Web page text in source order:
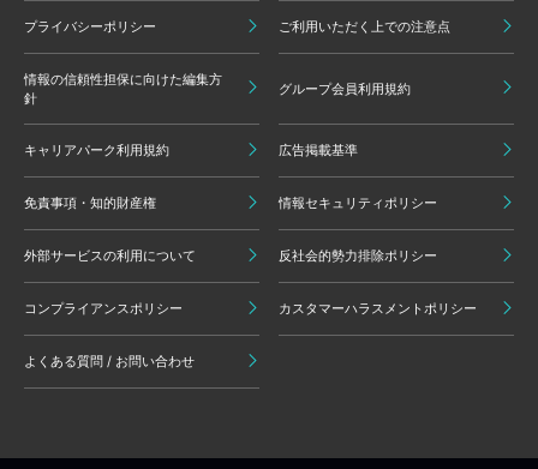
プライバシーポリシー ご利用いただく上での注意点
情報の信頼性担保に向けた編集方
針
グループ会員利用規約
キャリアパーク利用規約 広告掲載基準
免責事項・知的財産権 情報セキュリティポリシー
外部サービスの利用について 反社会的勢力排除ポリシー
コンプライアンスポリシー カスタマーハラスメントポリシー
よくある質問 / お問い合わせ